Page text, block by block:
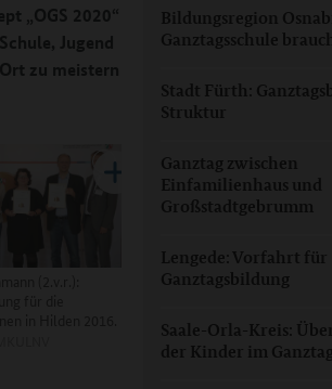
„OGS 2020“
Jugend
zu meistern
Bildungsregion
Ganztagsschule
Stadt Fürth:
Struktur
Ganztag zwischen
Einfamilienhaus und
Großstadtgebrumm
Lengede: Vorfahrt für
Ganztagsbildung
Saale-Orla-Kreis:
der Kinder im